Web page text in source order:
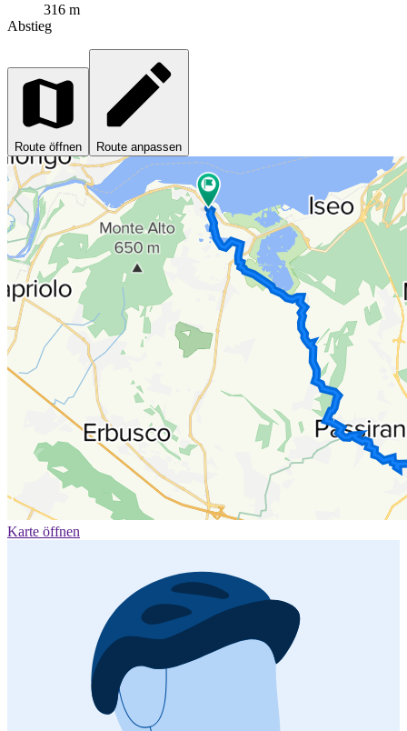
316 m
Abstieg
Route öffnen Route anpassen
Karte öffnen